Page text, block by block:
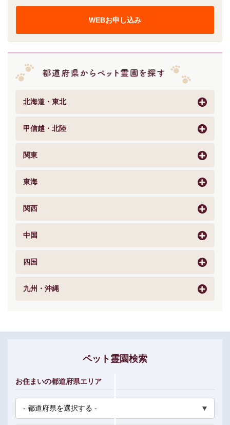
WEBお申し込み
北海道・東北
甲信越・北陸
関東
東海
関西
中国
四国
九州・沖縄
ペット霊園検索
お住まいの都道府県エリア